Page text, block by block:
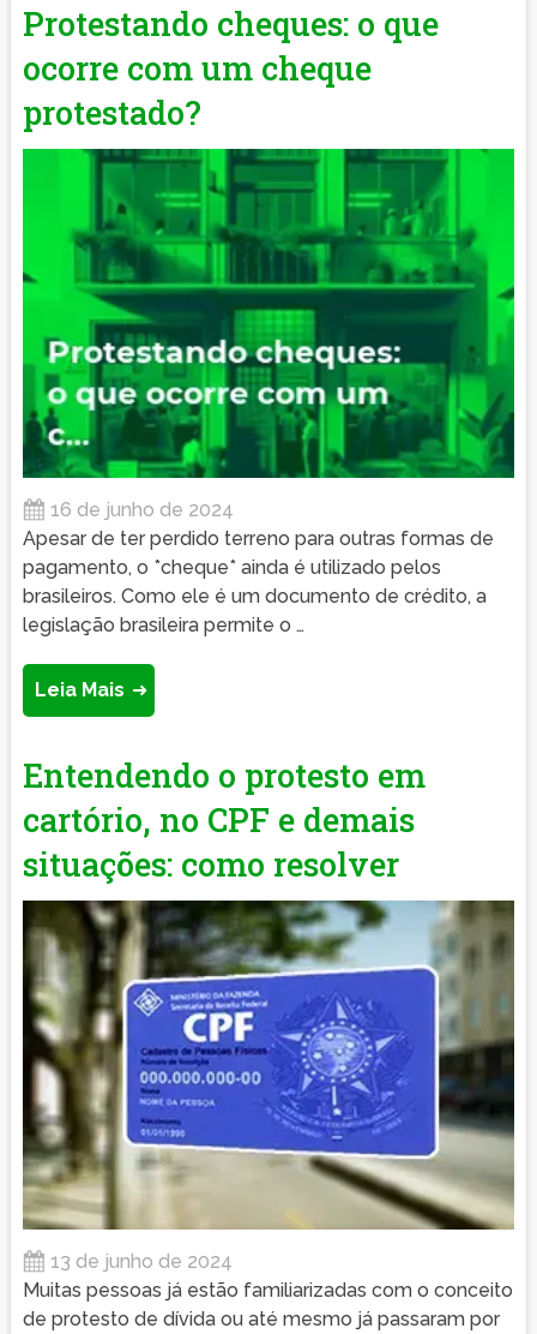
Protestando cheques: o que
ocorre com um cheque
protestado?
16 de junho de 2024
Apesar de ter perdido terreno para outras formas de
pagamento, o *cheque* ainda é utilizado pelos
brasileiros. Como ele é um documento de crédito, a
legislação brasileira permite o …
Leia Mais
Entendendo o protesto em
cartório, no CPF e demais
situações: como resolver
13 de junho de 2024
Muitas pessoas já estão familiarizadas com o conceito
de protesto de dívida ou até mesmo já passaram por